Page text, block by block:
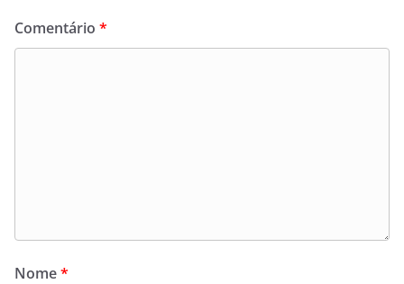
Comentário *
Nome*